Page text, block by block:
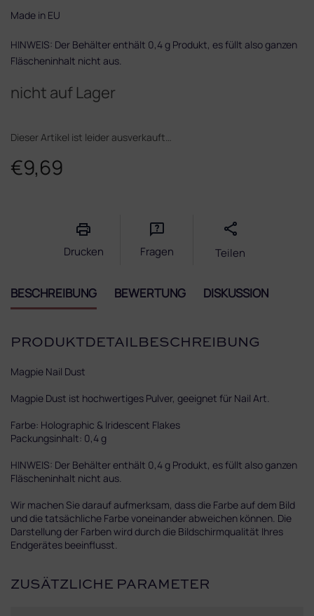
€9,69
nicht auf Lager
Dieser Artikel ist leider ausverkauft…
Made in EU
HINWEIS: Der Behälter enthält 0,4 g Produkt, es füllt also ganzen
Fläscheninhalt nicht aus.
Drucken Fragen Teilen
BESCHREIBUNG BEWERTUNG DISKUSSION
PRODUKTDETAILBESCHREIBUNG
Magpie Nail Dust
Magpie Dust ist hochwertiges Pulver, geeignet für Nail Art.
Farbe: Holographic & Iridescent Flakes
Packungsinhalt: 0,4 g
HINWEIS: Der Behälter enthält 0,4 g Produkt, es füllt also ganzen
Fläscheninhalt nicht aus.
Wir machen Sie darauf aufmerksam, dass die Farbe auf dem Bild
und die tatsächliche Farbe voneinander abweichen können. Die
Darstellung der Farben wird durch die Bildschirmqualität Ihres
Endgerätes beeinflusst.
ZUSÄTZLICHE PARAMETER